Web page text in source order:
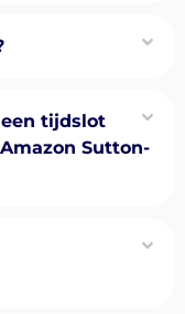
tijdslot
Sutton-